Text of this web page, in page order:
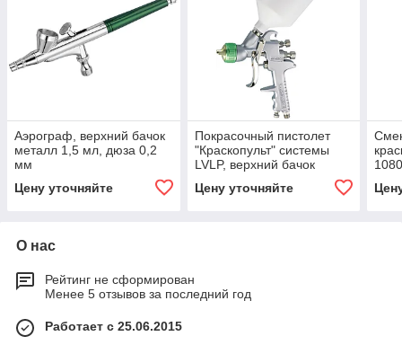
Аэрограф, верхний бачок
металл 1,5 мл, дюза 0,2
мм
Цену уточняйте
Покрасочный пистолет
"Краскопульт" системы
LVLP, верхний бачок
нейлон 0,6л, дюза 1,4 мм
Цену уточняйте
О нас
Рейтинг не сформирован
Менее 5 отзывов за последний год
Работает с 25.06.2015